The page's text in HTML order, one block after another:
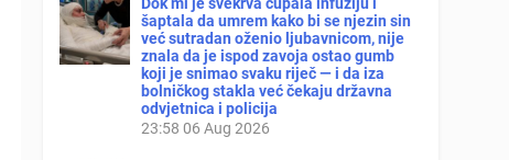
Dok mi je svekrva čupala infuziju i
šaptala da umrem kako bi se njezin sin
već sutradan oženio ljubavnicom, nije
znala da je ispod zavoja ostao gumb
koji je snimao svaku riječ — i da iza
bolničkog stakla već čekaju državna
odvjetnica i policija
23:58 06 Aug 2026